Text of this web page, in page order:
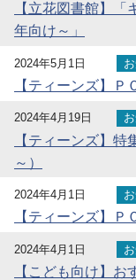
【立花図書館】
年向け～」
2024年5月1日
【ティーンズ】
2024年4月19日
【ティーンズ】
～）
2024年4月1日
【ティーンズ】
2024年4月1日
【こども向け】お